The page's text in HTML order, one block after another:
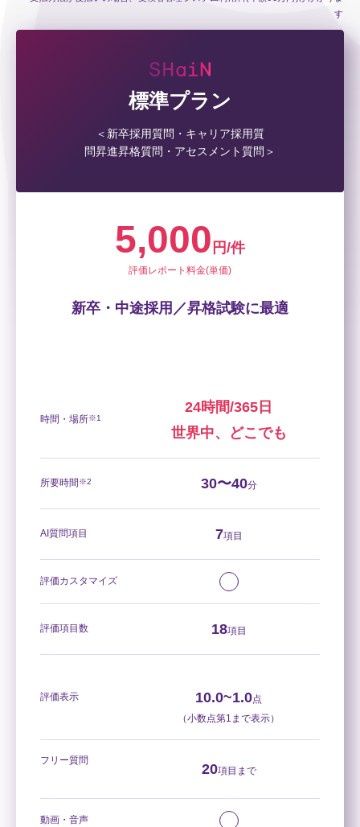
す
標準プラン
＜新卒採用質問・キャリア採用質
問昇進昇格質問・アセスメント質問＞
5,000 円/件
評価レポート料金(単価)
新卒・中途採用／昇格試験に最適
時間・場所※1
24時間/365日
世界中、どこでも
所要時間※2 30〜40分
AI質問項目 7項目
評価カスタマイズ
評価項目数 18項目
評価表示 10.0~1.0点
（小数点第1まで表示）
フリー質問
20項目まで
動画・音声